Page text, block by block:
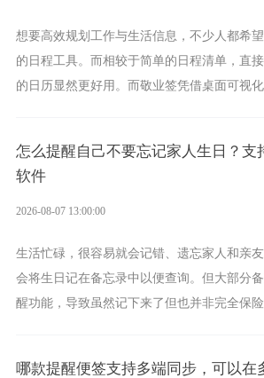
想要高效规划工作与生活信息，不少人都希
的日程工具。而相较于简单的日程清单，直
的日历显然更好用。而敬业签凭借桌面可视
怎么提醒自己不要忘记家人生日？支
软件
2026-08-07 13:00:00
生活忙碌，很容易就会记错、遗忘家人和亲
会将生日记在备忘录中以便查询。但大部分
醒功能，导致虽然记下来了但也并非完全保
哪款提醒便签支持多端同步，可以在